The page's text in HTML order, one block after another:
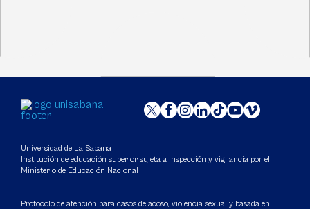
Universidad de La Sabana
Institución de educación superior sujeta a inspección y vigilancia por el
Ministerio de Educación Nacional
Protocolo de atención para casos de acoso, violencia sexual y basada en